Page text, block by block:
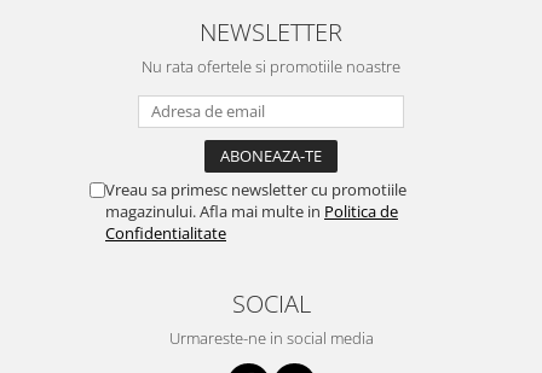
NEWSLETTER
Nu rata ofertele si promotiile noastre
Vreau sa primesc newsletter cu promotiile
magazinului. Afla mai multe in Politica de
Confidentialitate
SOCIAL
Urmareste-ne in social media